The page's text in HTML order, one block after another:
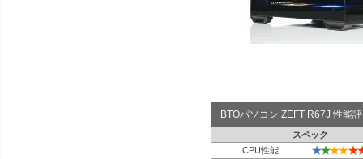
BTOパソコン ZEFT R67J 性能
スペック
CPU性能
★★★★★